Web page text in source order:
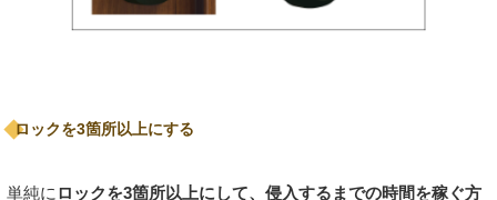
ロックを3箇所以上にする
単純に ロックを3箇所以上にして、侵入するまでの時間を稼ぐ方